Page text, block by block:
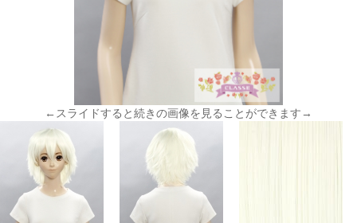
←スライドすると続きの画像を見ることができます→